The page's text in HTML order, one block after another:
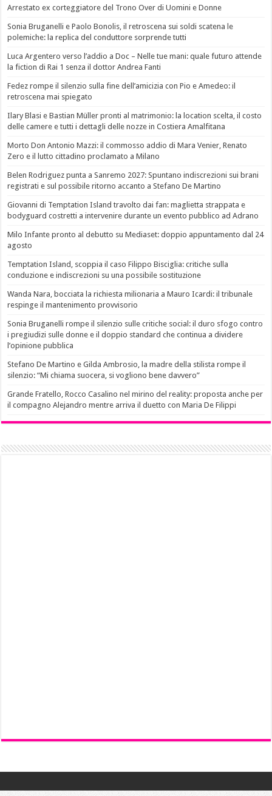
Arrestato ex corteggiatore del Trono Over di Uomini e Donne
Sonia Bruganelli e Paolo Bonolis, il retroscena sui soldi scatena le
polemiche: la replica del conduttore sorprende tutti
Luca Argentero verso l’addio a Doc – Nelle tue mani: quale futuro attende
la fiction di Rai 1 senza il dottor Andrea Fanti
Fedez rompe il silenzio sulla fine dell’amicizia con Pio e Amedeo: il
retroscena mai spiegato
Ilary Blasi e Bastian Müller pronti al matrimonio: la location scelta, il costo
delle camere e tutti i dettagli delle nozze in Costiera Amalfitana
Morto Don Antonio Mazzi: il commosso addio di Mara Venier, Renato
Zero e il lutto cittadino proclamato a Milano
Belen Rodriguez punta a Sanremo 2027: Spuntano indiscrezioni sui brani
registrati e sul possibile ritorno accanto a Stefano De Martino
Giovanni di Temptation Island travolto dai fan: maglietta strappata e
bodyguard costretti a intervenire durante un evento pubblico ad Adrano
Milo Infante pronto al debutto su Mediaset: doppio appuntamento dal 24
agosto
Temptation Island, scoppia il caso Filippo Bisciglia: critiche sulla
conduzione e indiscrezioni su una possibile sostituzione
Wanda Nara, bocciata la richiesta milionaria a Mauro Icardi: il tribunale
respinge il mantenimento provvisorio
Sonia Bruganelli rompe il silenzio sulle critiche social: il duro sfogo contro
i pregiudizi sulle donne e il doppio standard che continua a dividere
l’opinione pubblica
Stefano De Martino e Gilda Ambrosio, la madre della stilista rompe il
silenzio: “Mi chiama suocera, si vogliono bene davvero”
Grande Fratello, Rocco Casalino nel mirino del reality: proposta anche per
il compagno Alejandro mentre arriva il duetto con Maria De Filippi